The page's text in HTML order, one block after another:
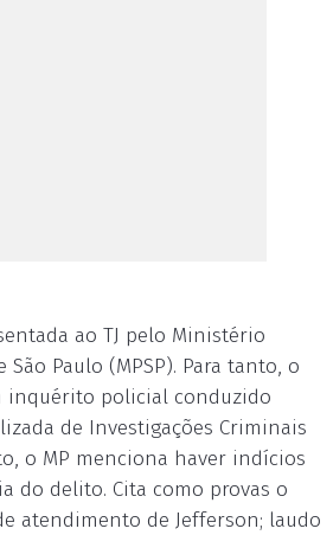
ao TJ pelo Ministério
Paulo (MPSP). Para tanto, o
inquérito policial conduzido
de Investigações Criminais
o MP menciona haver indícios
do delito. Cita como provas o
atendimento de Jefferson; laudo